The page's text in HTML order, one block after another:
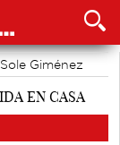
Sole Giménez